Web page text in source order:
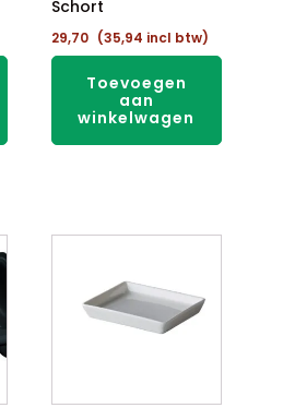
Schort
29,70 (35,94 incl btw)
Toevoegen
aan
winkelwagen